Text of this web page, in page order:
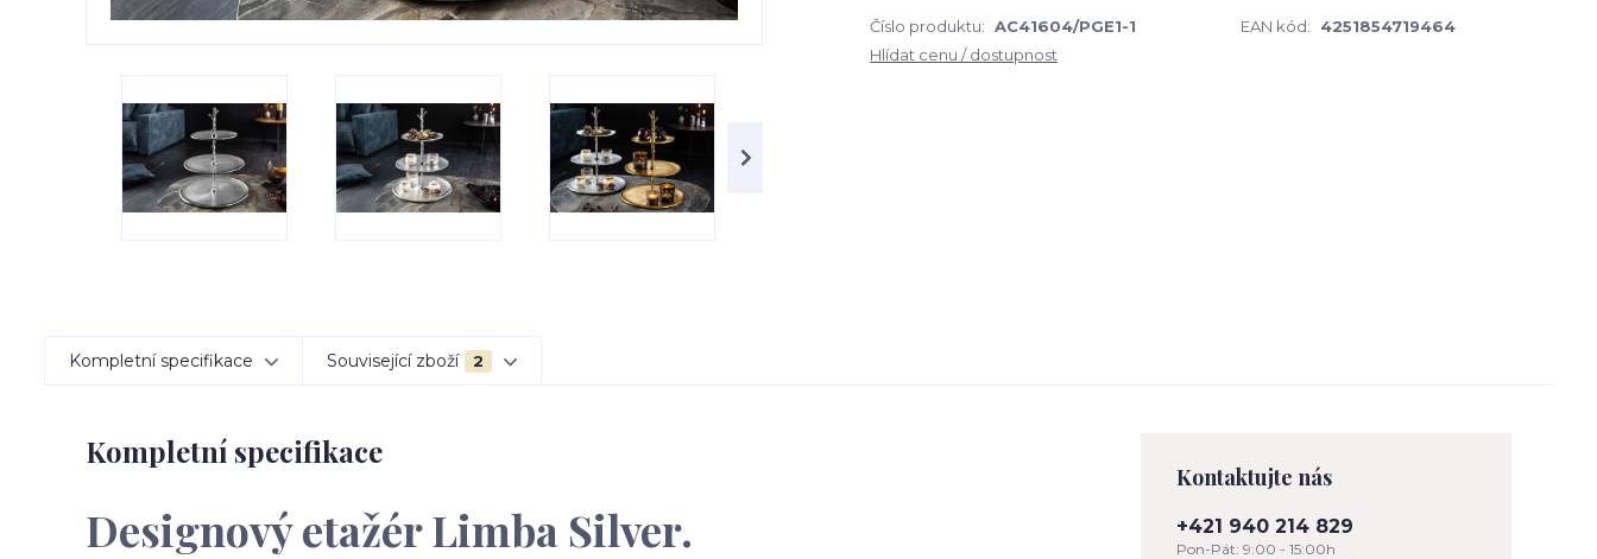
Číslo produktu: AC41604/PGE1-1 EAN kód:
4251854719464
Hlídat cenu / dostupnost
Kompletní specifikace Související zboží 2
Kompletní specifikace
Designový etažér Limba Silver.
Kontaktujte nás
+421 940 214 829
Pon-Pát: 9:00 - 15:00h